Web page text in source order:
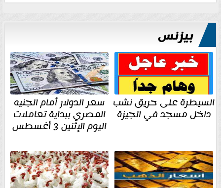
بيزنس
السيطرة على حريق نشب
داخل مسجد في الجيزة
سعر الدولار أمام الجنيه
المصري ببداية تعاملات
اليوم الإثنين 3 أغسطس